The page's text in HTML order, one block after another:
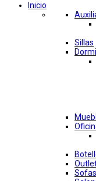
Inicio
Sillas